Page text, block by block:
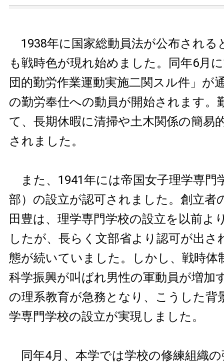
1938年に国家総動員法が公布される
も戦時色が現れ始めました。同年6月
団的勤労作業運動実施二関スル件」が
の勤労奉仕への動員が開始されます。
て、長期休暇に清掃や土木関係の簡易
されました。
また、1941年には帝国女子理学専門
部）の設立が認可されました。創立者
田豊は、理学専門学校の設立を以前よ
したが、長らく文部省より認可が出さ
態が続いていました。しかし、戦時体
科学振興が叫ばれ男性の軍動員が増加
の理系教育が急務となり、こうした背
学専門学校の設立が実現しました。
同年4月、本学では学校の修練組織